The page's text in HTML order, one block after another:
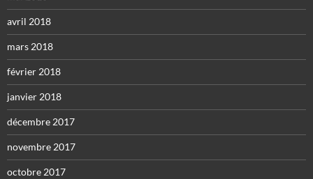
avril 2018
mars 2018
février 2018
janvier 2018
décembre 2017
novembre 2017
octobre 2017